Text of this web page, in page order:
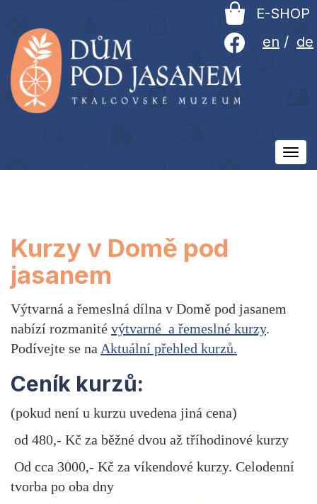
en / de
E-SHOP
Kurzy v Domě pod
jasanem
Výtvarná a řemeslná dílna v Domě pod jasanem
nabízí rozmanité výtvarné a řemeslné kurzy.
Podívejte se na Aktuální přehled kurzů.
Ceník kurzů:
(pokud není u kurzu uvedena jiná cena)
od 480,- Kč za běžné dvou až tříhodinové kurzy
Od cca 3000,- Kč za víkendové kurzy. Celodenní
tvorba po oba dny